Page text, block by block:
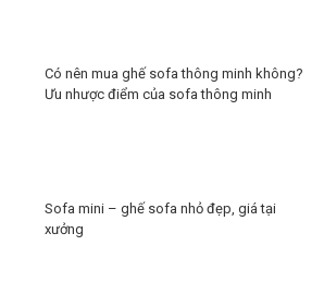
Có nên mua ghế sofa thông minh không?
Ưu nhược điểm của sofa thông minh
Sofa mini – ghế sofa nhỏ đẹp, giá tại
xưởng